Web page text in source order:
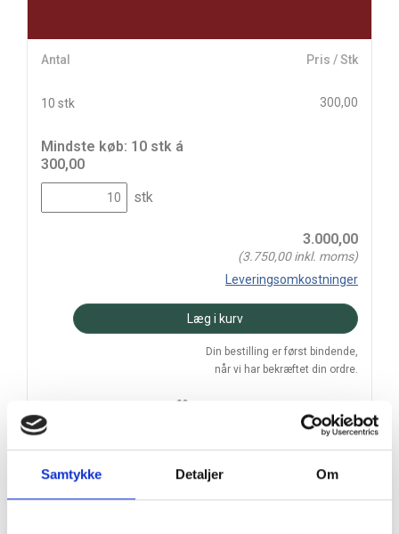
Samtykke Detaljer Om
Antal Pris / Stk
10 stk 300,00
Mindste køb: 10 stk á
300,00
stk
3.000,00
(3.750,00inkl. moms)
Leveringsomkostninger
Læg i kurv
Din bestilling er først bindende,
når vi har bekræftet din ordre.